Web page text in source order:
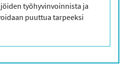
työhyvinvoinnista ja
puuttua tarpeeksi